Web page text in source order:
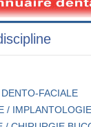
FACIALE
/ IMPLANTOLOGIE